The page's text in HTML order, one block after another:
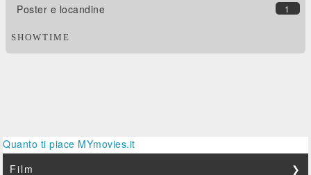
1
Poster e locandine
SHOWTIME
Quanto ti piace MYmovies.it
Film
❯